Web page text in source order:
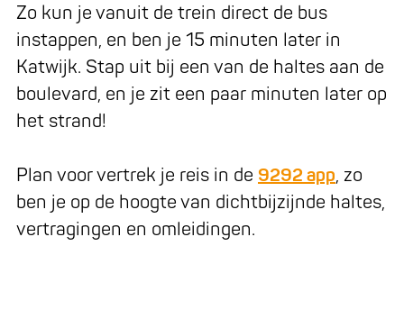
Zo kun je vanuit de trein direct de bus
instappen, en ben je 15 minuten later in
Katwijk. Stap uit bij een van de haltes aan de
boulevard, en je zit een paar minuten later op
het strand!
Plan voor vertrek je reis in de 9292 app, zo
ben je op de hoogte van dichtbijzijnde haltes,
vertragingen en omleidingen.